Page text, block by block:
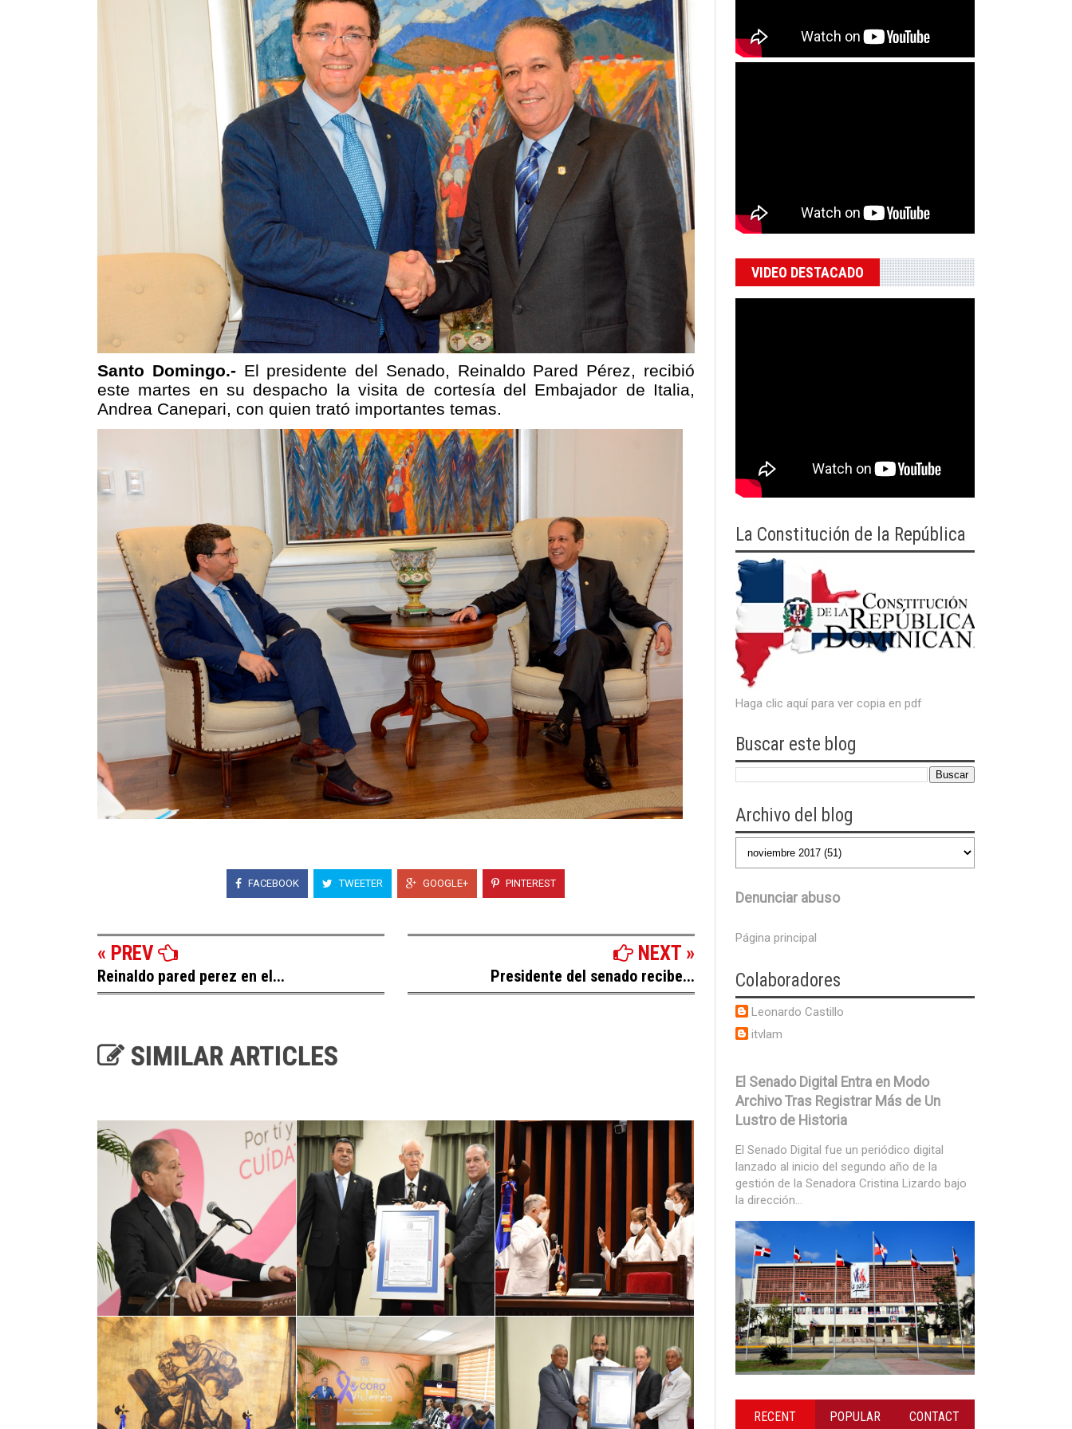
Santo Domingo.-El presidente del Senado, Reinaldo Pared Pérez, recibió
este martes en su despacho la visita de cortesía del Embajador de Italia,
Andrea Canepari, con quien trató importantes temas.
FACEBOOK TWEETER GOOGLE+ PINTEREST
« PREV
Reinaldo pared perez en el...
NEXT »
Presidente del senado recibe...
SIMILAR ARTICLES
VIDEO DESTACADO
La Constitución de la República
Haga clic aquí para ver copia en pdf
Buscar este blog
Archivo del blog
Denunciar abuso
Página principal
Colaboradores
Leonardo Castillo
itvlam
El Senado Digital Entra en Modo
Archivo Tras Registrar Más de Un
Lustro de Historia
El Senado Digital fue un periódico digital
lanzado al inicio del segundo año de la
gestión de la Senadora Cristina Lizardo bajo
la dirección...
RECENT POPULAR CONTACT